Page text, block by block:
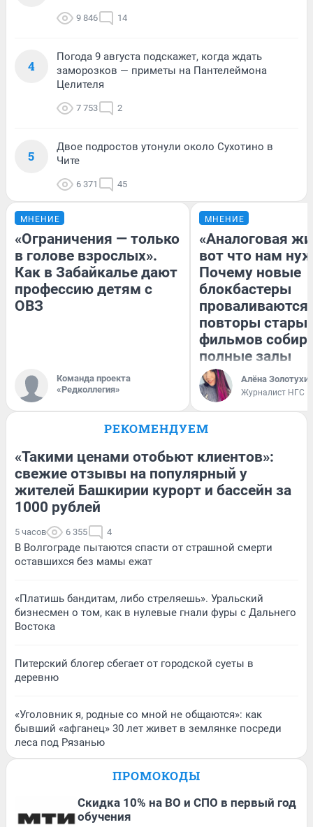
9 846 14
4
Погода 9 августа подскажет, когда ждать
заморозков — приметы на Пантелеймона
Целителя
7 753 2
5
Двое подростов утонули около Сухотино в
Чите
6 371 45
МНЕНИЕ
«Ограничения — только
в голове взрослых».
Как в Забайкалье дают
профессию детям с
ОВЗ
Команда проекта
«Редколлегия»
МНЕНИЕ
«Аналоговая
вот что нам
Почему новые
блокбастеры
повторы
фильмов
полные залы
Алёна
Журналист НГС
РЕКОМЕНДУЕМ
«Такими ценами отобьют клиентов»:
свежие отзывы на популярный у
жителей Башкирии курорт и бассейн за
1000 рублей
5 часов 6 355 4
В Волгограде пытаются спасти от страшной смерти
оставшихся без мамы ежат
«Платишь бандитам, либо стреляешь». Уральский
бизнесмен о том, как в нулевые гнали фуры с Дальнего
Востока
Питерский блогер сбегает от городской суеты в
деревню
«Уголовник я, родные со мной не общаются»: как
бывший «афганец» 30 лет живет в землянке посреди
леса под Рязанью
ПРОМОКОДЫ
Скидка 10% на ВО и СПО в первый год
обучения